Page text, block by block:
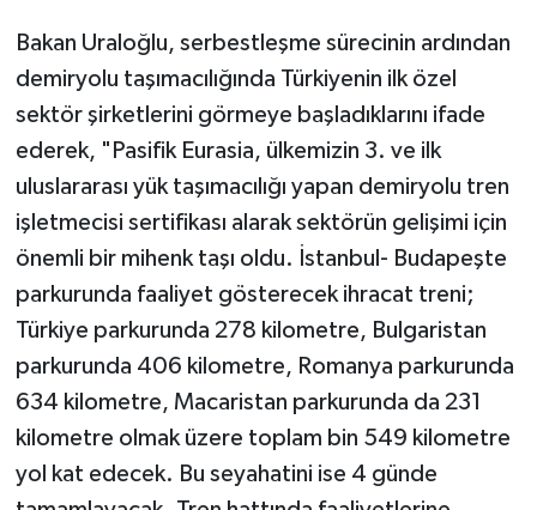
Bakan Uraloğlu, serbestleşme sürecinin ardından
demiryolu taşımacılığında Türkiyenin ilk özel
sektör şirketlerini görmeye başladıklarını ifade
ederek, "Pasifik Eurasia, ülkemizin 3. ve ilk
uluslararası yük taşımacılığı yapan demiryolu tren
işletmecisi sertifikası alarak sektörün gelişimi için
önemli bir mihenk taşı oldu. İstanbul- Budapeşte
parkurunda faaliyet gösterecek ihracat treni;
Türkiye parkurunda 278 kilometre, Bulgaristan
parkurunda 406 kilometre, Romanya parkurunda
634 kilometre, Macaristan parkurunda da 231
kilometre olmak üzere toplam bin 549 kilometre
yol kat edecek. Bu seyahatini ise 4 günde